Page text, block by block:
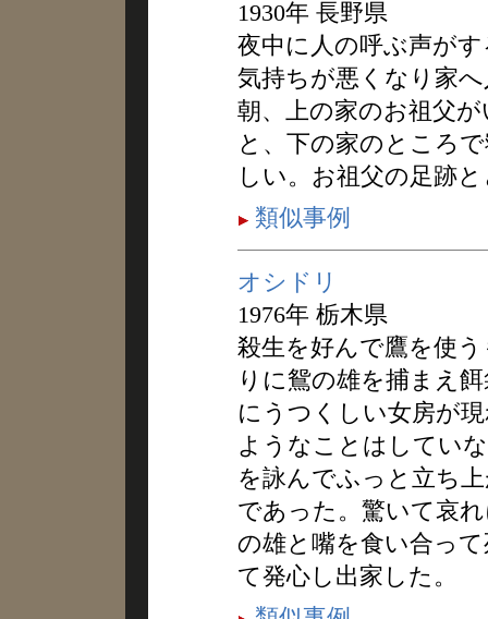
1930年 長野県
夜中に人の呼ぶ声が
気持ちが悪くなり家
朝、上の家のお祖父
と、下の家のところ
しい。お祖父の足跡
類似事例
オシドリ
1976年 栃木県
殺生を好んで鷹を使
りに鴛の雄を捕まえ
にうつくしい女房が
ようなことはしてい
を詠んでふっと立ち
であった。驚いて哀
の雄と嘴を食い合っ
て発心し出家した。